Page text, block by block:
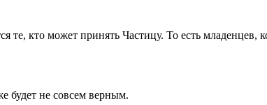
кто может принять Частицу. То есть младенцев,
будет не совсем верным.